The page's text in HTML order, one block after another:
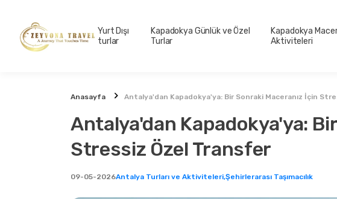
Yurt Dışı
turlar
Kapadokya Günlük ve Özel
Turlar
Kapadokya
Aktiviteleri
Anasayfa Antalya'dan Kapadokya'ya: Bir Sonraki Maceranız İçin
Antalya'dan Kapadokya'ya:
Stressiz Özel Transfer
09-05-2026Antalya Turları ve Aktiviteleri,Şehirlerarası Taşımacılık